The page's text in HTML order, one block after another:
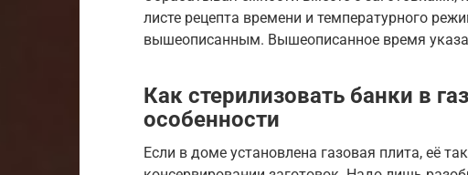
листе рецепта времени и температурного
вышеописанным. Вышеописанное время
Как стерилизовать банки в
особенности
Если в доме установлена газовая плита, её